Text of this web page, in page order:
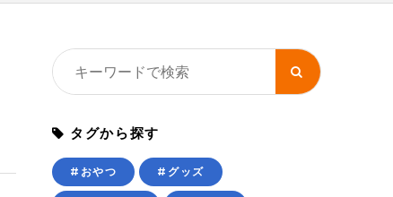
タグから探す
#おやつ #グッズ